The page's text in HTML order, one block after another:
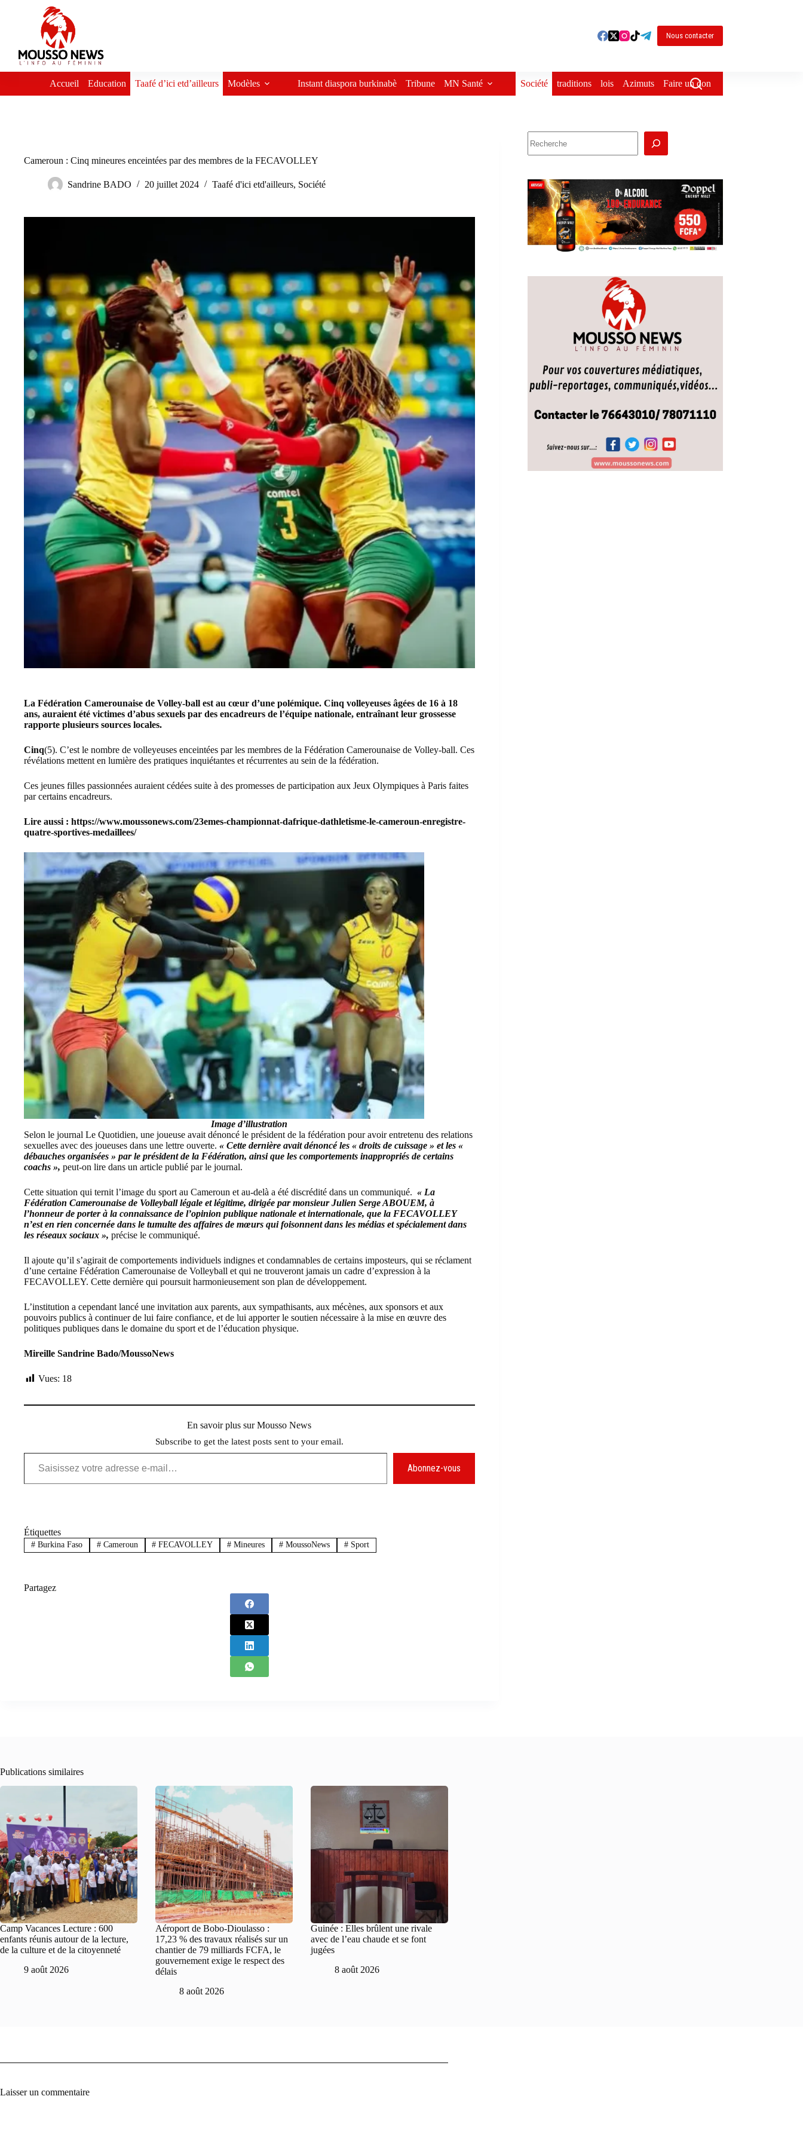
Nous contacter
Accueil Education Taafé d’ici etd’ailleurs Modèles Instant diaspora burkinabè Tribune MN Santé Société traditions lois Azimuts Faire un don
Cameroun : Cinq mineures enceintées par des membres de la FECAVOLLEY
Sandrine BADO 20 juillet 2024 Taafé d'ici etd'ailleurs, Société
La Fédération Camerounaise de Volley-ball est au cœur d’une polémique. Cinq volleyeuses âgées de 16 à 18
ans, auraient été victimes d’abus sexuels par des encadreurs de l’équipe nationale, entraînant leur grossesse
rapporte plusieurs sources locales.
Cinq(5). C’est le nombre de volleyeuses enceintées par les membres de la Fédération Camerounaise de Volley-ball. Ces
révélations mettent en lumière des pratiques inquiétantes et récurrentes au sein de la fédération.
Ces jeunes filles passionnées auraient cédées suite à des promesses de participation aux Jeux Olympiques à Paris faites
par certains encadreurs.
Lire aussi : https://www.moussonews.com/23emes-championnat-dafrique-dathletisme-le-cameroun-enregistre-
quatre-sportives-medaillees/
Image d’illustration
Selon le journal Le Quotidien, une joueuse avait dénoncé le président de la fédération pour avoir entretenu des relations
sexuelles avec des joueuses dans une lettre ouverte. « Cette dernière avait dénoncé les « droits de cuissage » et les «
débauches organisées » par le président de la Fédération, ainsi que les comportements inappropriés de certains
coachs », peut-on lire dans un article publié par le journal.
Cette situation qui ternit l’image du sport au Cameroun et au-delà a été discrédité dans un communiqué. « La
Fédération Camerounaise de Volleyball légale et légitime, dirigée par monsieur Julien Serge ABOUEM, à
l’honneur de porter à la connaissance de l’opinion publique nationale et internationale, que la FECAVOLLEY
n’est en rien concernée dans le tumulte des affaires de mœurs qui foisonnent dans les médias et spécialement dans
les réseaux sociaux », précise le communiqué.
Il ajoute qu’il s’agirait de comportements individuels indignes et condamnables de certains imposteurs, qui se réclament
d’une certaine Fédération Camerounaise de Volleyball et qui ne trouveront jamais un cadre d’expression à la
FECAVOLLEY. Cette dernière qui poursuit harmonieusement son plan de développement.
L’institution a cependant lancé une invitation aux parents, aux sympathisants, aux mécènes, aux sponsors et aux
pouvoirs publics à continuer de lui faire confiance, et de lui apporter le soutien nécessaire à la mise en œuvre des
politiques publiques dans le domaine du sport et de l’éducation physique.
Mireille Sandrine Bado/MoussoNews
Vues: 18
En savoir plus sur Mousso News
Subscribe to get the latest posts sent to your email.
Saisissez votre adresse e-mail…
Abonnez-vous
Étiquettes
#Burkina Faso #Cameroun # FECAVOLLEY # Mineures # MoussoNews #Sport
Partagez
Publications similaires
Camp Vacances Lecture : 600
enfants réunis autour de la lecture,
de la culture et de la citoyenneté
9 août 2026
Aéroport de Bobo-Dioulasso :
17,23 % des travaux réalisés sur un
chantier de 79 milliards FCFA, le
gouvernement exige le respect des
délais
8 août 2026
Guinée : Elles brûlent une rivale
avec de l’eau chaude et se font
jugées
8 août 2026
Laisser un commentaire